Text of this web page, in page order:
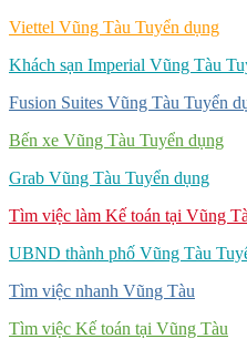
Viettel Vũng Tàu Tuyển dụng
Khách sạn Imperial Vũng Tàu
Fusion Suites Vũng Tàu Tuyển
Bến xe Vũng Tàu Tuyển dụng
Grab Vũng Tàu Tuyển dụng
Tìm việc làm Kế toán tại Vũng
UBND thành phố Vũng Tàu
Tìm việc nhanh Vũng Tàu
Tìm việc Kế toán tại Vũng Tàu